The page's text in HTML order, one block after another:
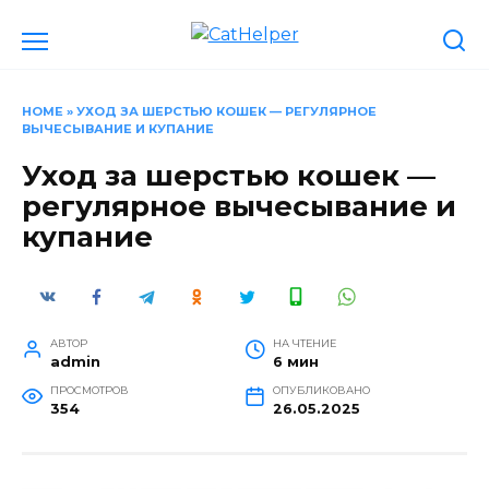
HOME » УХОД ЗА ШЕРСТЬЮ КОШЕК — РЕГУЛЯРНОЕ
ВЫЧЕСЫВАНИЕ И КУПАНИЕ
Уход за шерстью кошек —
регулярное вычесывание и
купание
АВТОР
admin
НА ЧТЕНИЕ
6 мин
ПРОСМОТРОВ
354
ОПУБЛИКОВАНО
26.05.2025